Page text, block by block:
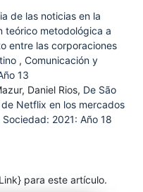
de las noticias en la
teórico metodológica a
entre las corporaciones
, Comunicación y
13
Daniel Rios, De São
Netflix en los mercados
2021: Año 18
para este artículo.